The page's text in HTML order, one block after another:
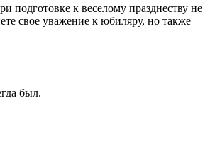
подготовке к веселому празднеству не
свое уважение к юбиляру, но также
был.